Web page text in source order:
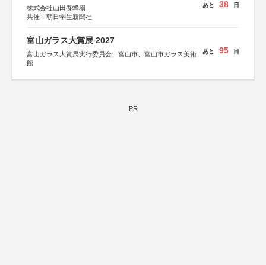
株式会社山田養蜂場
共催：朝日学生新聞社
あと 38 日
富山ガラス大賞展 2027
富山ガラス大賞展実行委員会、富山市、富山市ガラス美術
館
あと 95 日
PR